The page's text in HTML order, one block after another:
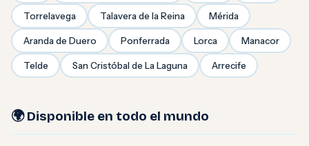
Torrelavega Talavera de la Reina Mérida
Aranda de Duero Ponferrada Lorca Manacor
Telde San Cristóbal de La Laguna Arrecife
🌍 Disponible en todo el mundo